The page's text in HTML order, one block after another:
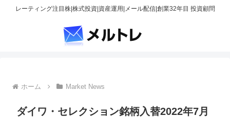
レーティング注目株|株式投資|資産運用|メール配信|創業32年目 投資顧問
ホーム Market News
ダイワ・セレクション銘柄入替2022年7月